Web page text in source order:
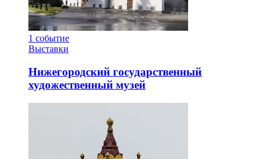
1 событие
Выставки
Нижегородский государственный
художественный музей